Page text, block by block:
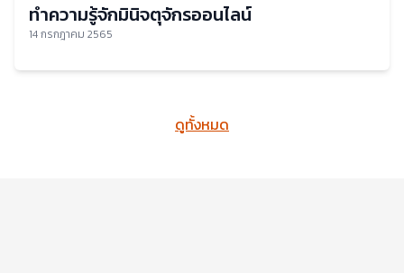
ทำความรู้จักมินิจตุจักรออนไลน์
14 กรกฎาคม 2565
ดูทั้งหมด